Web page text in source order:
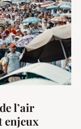
l’air
enjeux